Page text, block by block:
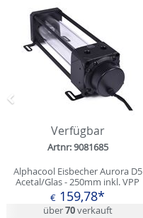
Verfügbar
Artnr: 9081685
Alphacool Eisbecher Aurora D5
Acetal/Glas - 250mm inkl. VPP
Apex D5
€ 159,78*
über70verkauft
Zurück